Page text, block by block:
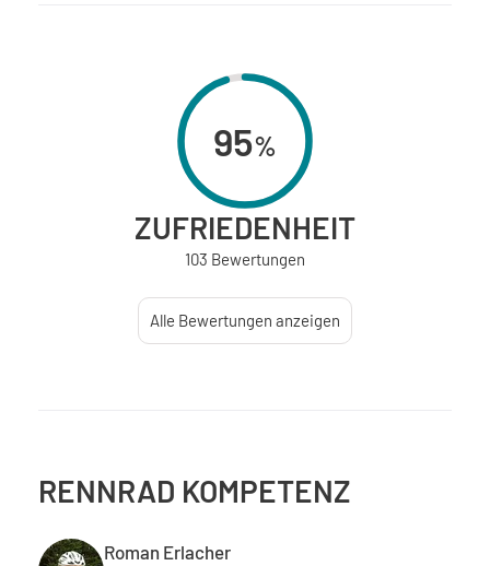
95%
ZUFRIEDENHEIT
103 Bewertungen
Alle Bewertungen anzeigen
RENNRAD KOMPETENZ
Roman Erlacher